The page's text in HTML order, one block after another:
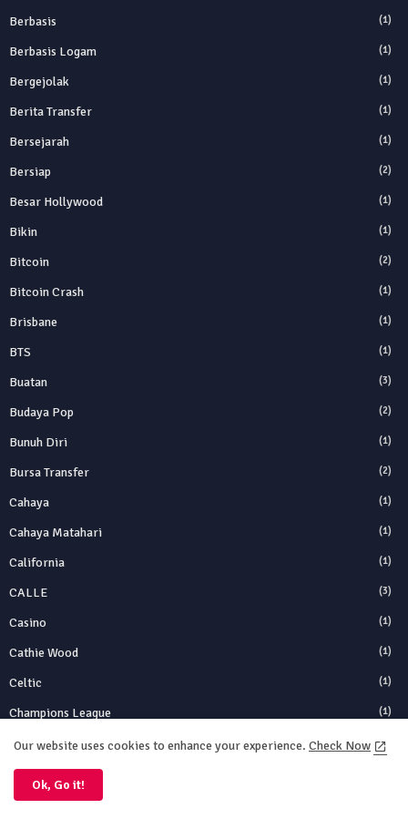
Berbasis (1)
Berbasis Logam (1)
Bergejolak (1)
Berita Transfer (1)
Bersejarah (1)
Bersiap (2)
Besar Hollywood (1)
Bikin (1)
Bitcoin (2)
Bitcoin Crash (1)
Brisbane (1)
BTS (1)
Buatan (3)
Budaya Pop (2)
Bunuh Diri (1)
Bursa Transfer (2)
Cahaya (1)
Cahaya Matahari (1)
California (1)
CALLE (3)
Casino (1)
Cathie Wood (1)
Celtic (1)
Champions League (1)
ChatGPT (1)
Chelsea
Chelsea FC
Our website uses cookies to enhance your experience. Check Now
Ok, Go it!